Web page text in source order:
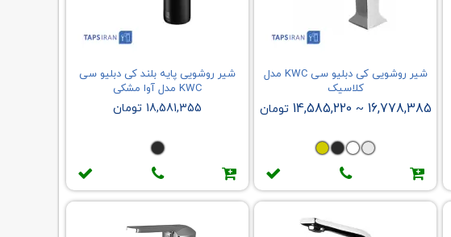
شیر روشویی کی دبلیو سی KWC مدل
کلاسیک
16,778,385
~
14,585,220 تومان
شیر روشویی پایه بلند کی دبلیو سی
KWC مدل آوا مشکی
18,581,355 تومان